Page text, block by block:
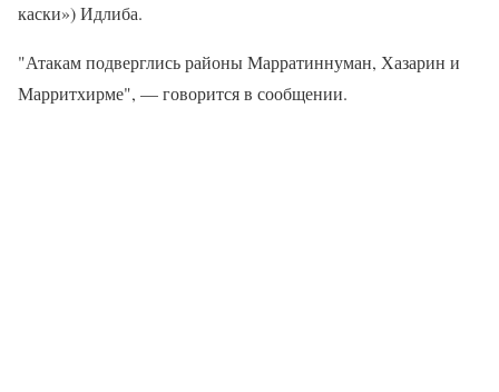
каски») Идлиба.
"Атакам подверглись районы Марратиннуман, Хазарин и
Марритхирме", — говорится в сообщении.